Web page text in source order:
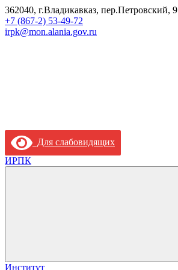
362040, г.Владикавказ, пер.Петровский, 9
+7 (867-2) 53-49-72
irpk@mon.alania.gov.ru
Для слабовидящих
ИРПК
Институт